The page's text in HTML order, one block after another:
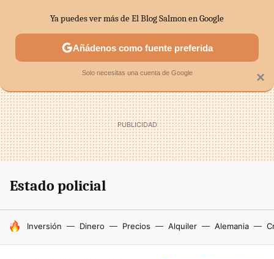
SECTORES ECONOMÍA DOMÉSTICA MERCADOS
Estado policial
HOY SE HABLA DE
Inversión Dinero Precios Alquiler Alemania
×
Ya puedes ver más de El Blog Salmon en Google
Añádenos como fuente preferida
Solo necesitas una cuenta de Google